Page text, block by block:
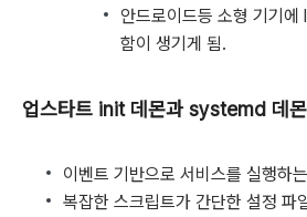
안드로이드등 소형 기기에
함이 생기게 됨.
업스타트 init 데몬과 systemd 데몬
이벤트 기반으로 서비스를 실행하
복잡한 스크립트가 간단한 설정 파